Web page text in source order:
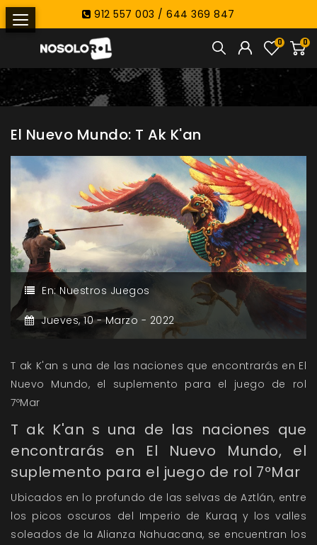
912 557 003 / 644 369 847
0
0
El Nuevo Mundo: T Ak K'an
En:Nuestros Juegos
Jueves,10 -Marzo - 2022
T ak K'an s una de las naciones que encontrarás en El
Nuevo Mundo, el suplemento para el juego de rol
7ºMar
T ak K'an s una de las naciones que
encontrarás en El Nuevo Mundo, el
suplemento para el juego de rol 7ºMar
Ubicados en lo profundo de las selvas de Aztlán, entre
los picos oscuros del Imperio de Kuraq y los valles
soleados de la Alianza Nahuacana, se encuentran los